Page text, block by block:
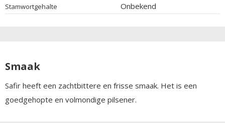
Stamwortgehalte Onbekend
Smaak
Safir heeft een zachtbittere en frisse smaak. Het is een
goedgehopte en volmondige pilsener.